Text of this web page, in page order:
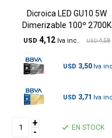
Dicroica LED GU10 5W
Dimerizable 100º 2700K
USD 4,12 USD 4,58
USD 3,50
USD 3,71
+
- EN STOCK